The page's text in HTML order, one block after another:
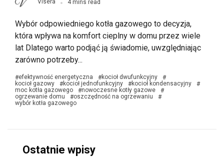
Visera 4 mins read
Wybór odpowiedniego kotła gazowego to decyzja,
która wpływa na komfort cieplny w domu przez wiele
lat Dlatego warto podjąć ją świadomie, uwzględniając
zarówno potrzeby...
#efektywność energetyczna #kocioł dwufunkcyjny
#
kocioł gazowy
#kocioł jednofunkcyjny #kocioł kondensacyjny
#
moc kotła gazowego
#nowoczesne kotły gazowe
#
ogrzewanie domu
#oszczędność na ogrzewaniu
#
wybór kotła gazowego
Ostatnie wpisy